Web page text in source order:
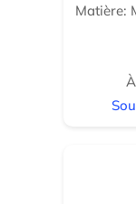
Matière: